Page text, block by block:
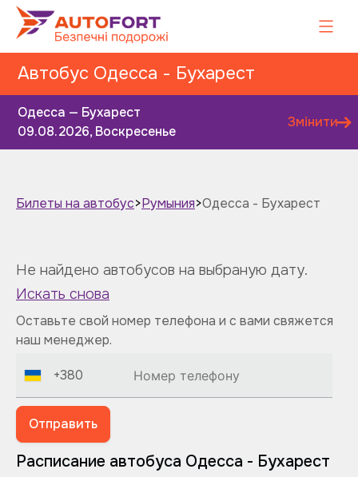
Автобус Одесса - Бухарест
Одесса — Бухарест
09.08.2026, Воскресенье
Змінити
Билеты на автобус>Румыния>Одесса - Бухарест
Не найдено автобусов на выбраную дату.
Искать снова
Оставьте свой номер телефона и с вами свяжется
наш менеджер.
+380
Отправить
Расписание автобуса Одесса - Бухарест